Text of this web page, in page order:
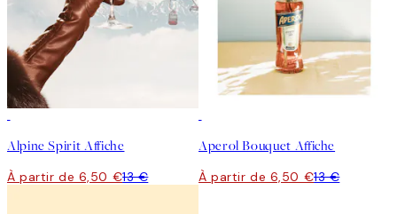
Alpine Spirit Affiche
À partir de 6,50 €13 €
Aperol Bouquet Affiche
À partir de 6,50 €13 €